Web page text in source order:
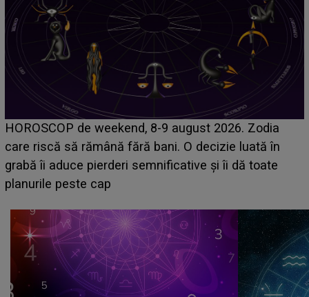
Emanuel a ținut ACEST DETALIU ASCUNS până
acum! În fața Alexandrei, concurentul din Casa Iubirii
face o MĂRTURISIRE NEAȘTEPTATĂ despre mama
sa: "I-am spus și ei în față, eu nu te iubesc pentru